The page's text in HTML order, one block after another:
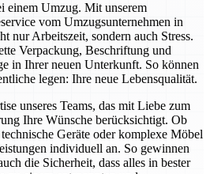
einem Umzug. Mit unserem
vom Umzugsunternehmen in
nur Arbeitszeit, sondern auch Stress.
Verpackung, Beschriftung und
in Ihrer neuen Unterkunft. So können
legen: Ihre neue Lebensqualität.
unseres Teams, das mit Liebe zum
Ihre Wünsche berücksichtigt. Ob
Geräte oder komplexe Möbel
individuell an. So gewinnen
die Sicherheit, dass alles in bester